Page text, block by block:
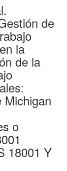
de
la
de la
Michigan
o
18001 Y